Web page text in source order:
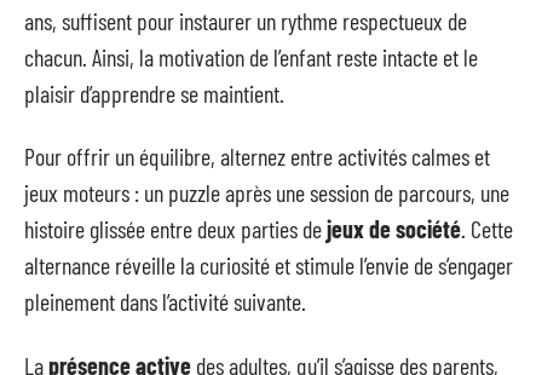
ans, suffisent pour instaurer un rythme respectueux de
chacun. Ainsi, la motivation de l’enfant reste intacte et le
plaisir d’apprendre se maintient.
Pour offrir un équilibre, alternez entre activités calmes et
jeux moteurs : un puzzle après une session de parcours, une
histoire glissée entre deux parties dejeux de société. Cette
alternance réveille la curiosité et stimule l’envie de s’engager
pleinement dans l’activité suivante.
Laprésence active des adultes, qu’il s’agisse des parents,